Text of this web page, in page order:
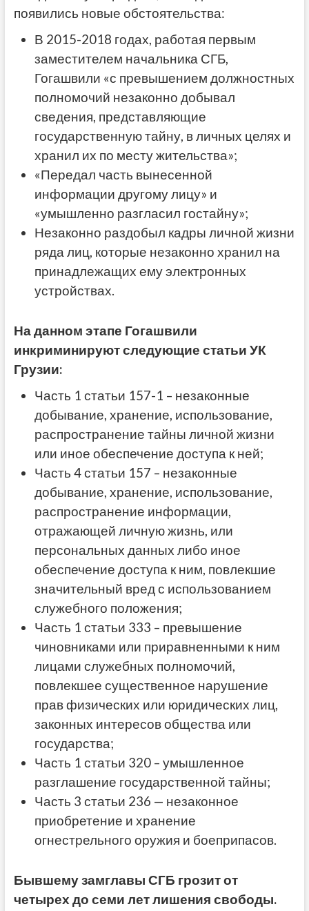
появились новые обстоятельства:
В 2015-2018 годах, работая первым
заместителем начальника СГБ,
Гогашвили «с превышением должностных
полномочий незаконно добывал
сведения, представляющие
государственную тайну, в личных целях и
хранил их по месту жительства»;
«Передал часть вынесенной
информации другому лицу» и
«умышленно разгласил гостайну»;
Незаконно раздобыл кадры личной жизни
ряда лиц, которые незаконно хранил на
принадлежащих ему электронных
устройствах.
На данном этапе Гогашвили
инкриминируют следующие статьи УК
Грузии:
Часть 1 статьи 157-1 – незаконные
добывание, хранение, использование,
распространение тайны личной жизни
или иное обеспечение доступа к ней;
Часть 4 статьи 157 – незаконные
добывание, хранение, использование,
распространение информации,
отражающей личную жизнь, или
персональных данных либо иное
обеспечение доступа к ним, повлекшие
значительный вред с использованием
служебного положения;
Часть 1 статьи 333 – превышение
чиновниками или приравненными к ним
лицами служебных полномочий,
повлекшее существенное нарушение
прав физических или юридических лиц,
законных интересов общества или
государства;
Часть 1 статьи 320 – умышленное
разглашение государственной тайны;
Часть 3 статьи 236 — незаконное
приобретение и хранение
огнестрельного оружия и боеприпасов.
Бывшему замглавы СГБ грозит от
четырех до семи лет лишения свободы.